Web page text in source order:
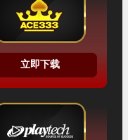
立即下载